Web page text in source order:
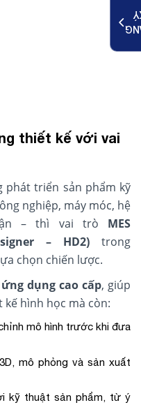
thiết kế với vai
phát triển sản phẩm kỹ
nghiệp, máy móc, hệ
– thì vai trò MES
– HD2) trong
lựa chọn chiến lược.
dụng cao cấp, giúp
hình học mà còn:
mô hình trước khi đưa
mô phỏng và sản xuất
kỹ thuật sản phẩm, từ ý